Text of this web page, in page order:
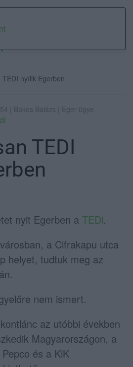
TEDI nyílik Egerben
| Bakos Balázs | Eger ügye
TEDI
nyit Egerben a TEDi.
a Cifrakapu utca
helyet, tudtuk meg az
nem ismert.
az utóbbi években
Magyarországon, a
és a KiK